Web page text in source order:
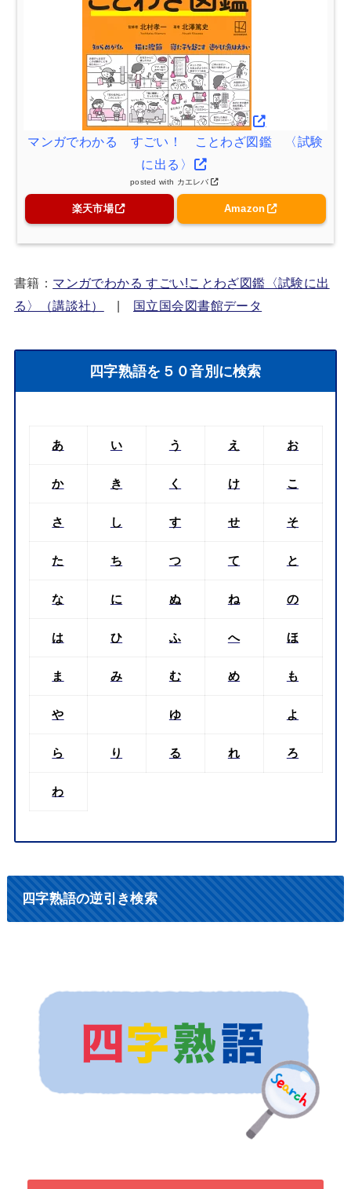
マンガでわかる すごい！ ことわざ図鑑 〈試験
に出る〉
posted with カエレバ
楽天市場 Amazon
書籍： マンガでわかる すごい!ことわざ図鑑〈試験に出
る〉（講談社）
| 国立国会図書館データ
四字熟語を５０音別に検索
あ い う え お
か き く け こ
さ し す せ そ
た ち つ て と
な に ぬ ね の
は ひ ふ へ ほ
ま み む め も
や ゆ よ
ら り る れ ろ
わ
四字熟語の逆引き検索